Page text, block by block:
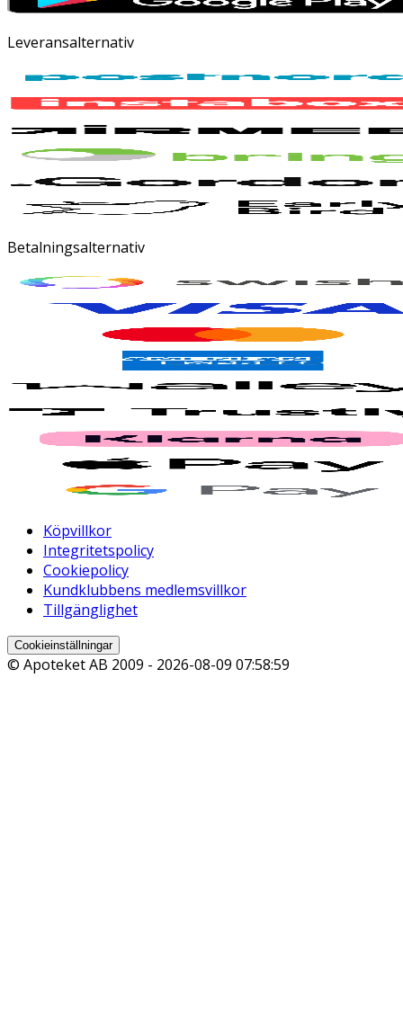
Leveransalternativ
Betalningsalternativ
Köpvillkor
Integritetspolicy
Cookiepolicy
Kundklubbens medlemsvillkor
Tillgänglighet
Cookieinställningar
© Apoteket AB 2009 - 2026-08-09 07:58:59